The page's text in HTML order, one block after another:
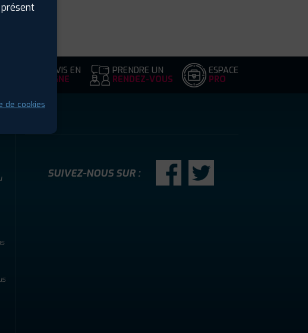
DEVIS EN
LIGNE
PRENDRE UN
RENDEZ-VOUS
ESPACE
PRO
SUIVEZ-NOUS SUR :
de cookies